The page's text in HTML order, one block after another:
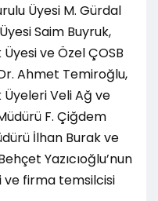
Üyesi M. Gürdal
Saim Buyruk,
ve Özel ÇOSB
Ahmet Temiroğlu,
Üyeleri Veli Ağ ve
F. Çiğdem
İlhan Burak ve
Yazıcıoğlu’nun
ve firma temsilcisi